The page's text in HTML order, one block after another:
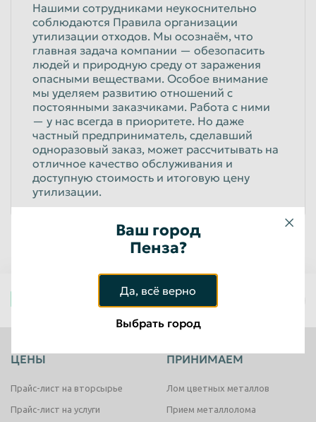
Оренбург Орск
Пенза
Петрозаводск Петропавловск-Камчатский
Подольск Прокопьевск
Псков Ростов-на-Дону
Рязань
Салават Самара
Санкт-Петербург
Симферополь
Ставрополь Старый Оскол
Таганрог
Тверь Тольятти
Томск Тула
Нашими сотрудниками неукоснительно
соблюдаются Правила организации
утилизации отходов. Мы осознаём, что
главная задача компании — обезопасить
людей и природную среду от заражения
опасными веществами. Особое внимание
мы уделяем развитию отношений с
постоянными заказчиками. Работа с ними
— у нас всегда в приоритете. Но даже
частный предприниматель, сделавший
одноразовый заказ, может рассчитывать на
отличное качество обслуживания и
доступную стоимость и итоговую цену
утилизации.
Пенза
ЦЕНЫ
Прайс-лист на вторсырье
Прайс-лист на услуги
ПРИНИМАЕМ
Лом цветных металлов
Прием металлолома
Ваш город
Пенза?
Да, всё верно
Выбрать город